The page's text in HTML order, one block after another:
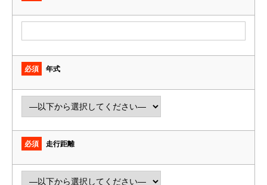
必須 年式
必須 走行距離